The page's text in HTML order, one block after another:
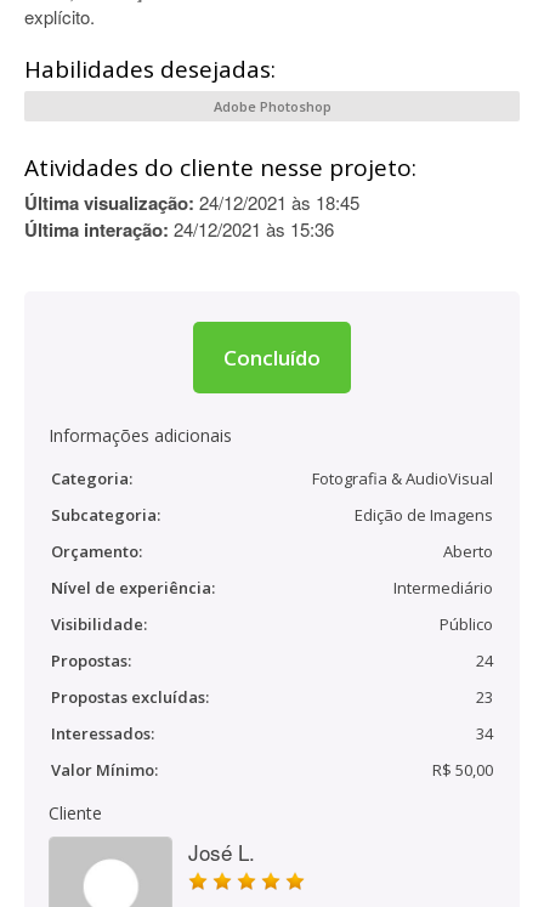
explícito.
Habilidades desejadas:
Adobe Photoshop
Atividades do cliente nesse projeto:
Última visualização: 24/12/2021 às 18:45
Última interação: 24/12/2021 às 15:36
Concluído
Informações adicionais
Categoria:
Fotografia & AudioVisual
Subcategoria:
Edição de Imagens
Orçamento:
Aberto
Nível de experiência:
Intermediário
Visibilidade:
Público
Propostas:
24
Propostas excluídas:
23
Interessados:
34
Valor Mínimo:
R$ 50,00
Cliente
José L.